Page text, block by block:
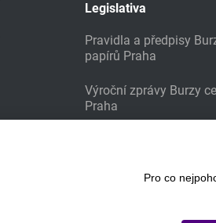
Legislativa
Pravidla a předpisy
papírů Praha
Výroční zprávy Burzy
Praha
Pro co